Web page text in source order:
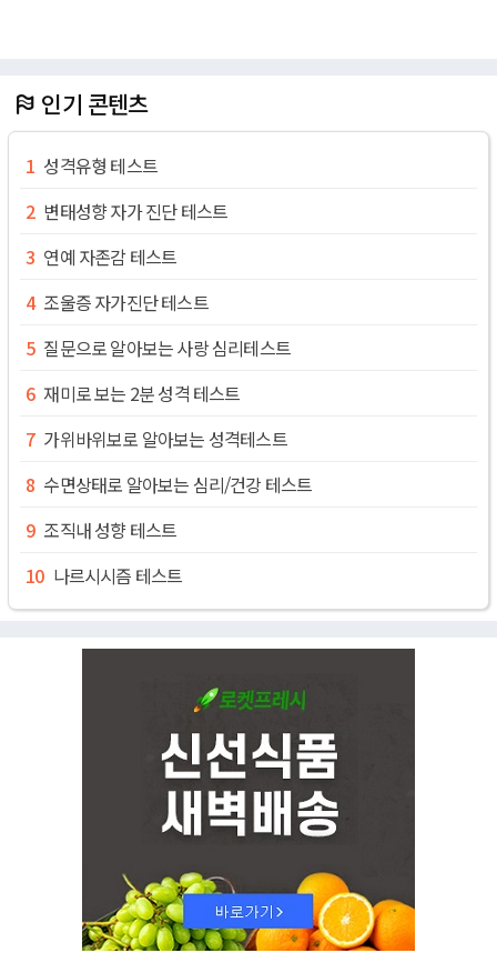
인기 콘텐츠
성격유형 테스트
변태성향 자가 진단 테스트
연예 자존감 테스트
조울증 자가진단 테스트
질문으로 알아보는 사랑 심리테스트
재미로 보는 2분 성격 테스트
가위바위보로 알아보는 성격테스트
수면상태로 알아보는 심리/건강 테스트
조직내 성향 테스트
나르시시즘 테스트